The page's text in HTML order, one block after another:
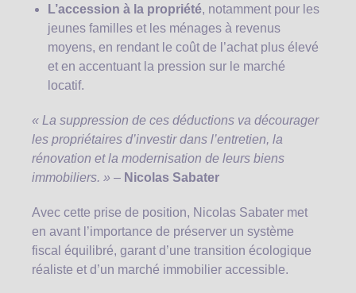
L’accession à la propriété, notamment pour les
jeunes familles et les ménages à revenus
moyens, en rendant le coût de l’achat plus élevé
et en accentuant la pression sur le marché
locatif.
« La suppression de ces déductions va décourager
les propriétaires d’investir dans l’entretien, la
rénovation et la modernisation de leurs biens
immobiliers. » – Nicolas Sabater
Avec cette prise de position, Nicolas Sabater met
en avant l’importance de préserver un système
fiscal équilibré, garant d’une transition écologique
réaliste et d’un marché immobilier accessible.